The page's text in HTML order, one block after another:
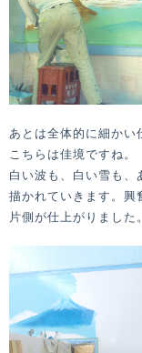
あとは全体的に細かい
こちらは佳境ですね。
白い波も、白い雪も、
描かれていきます。興
片側が仕上がりました。